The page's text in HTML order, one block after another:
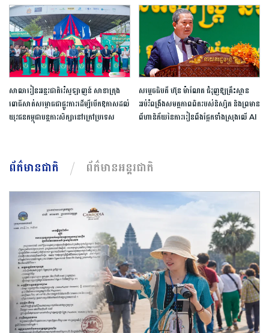
សាលារៀន​អន្តរជាតិ​វ៉េស្ទឡាញន៍​ ​សាខា​ក្រុង​
ពោធិ៍សាត់​សម្ពោធ​ជា​ផ្លូវការ​​ដើម្បី​បើក​ឱកាស​ដល់​
យុវជន​កម្ពុជា​បន្ត​ការ​សិក្សា​នៅ​ក្រៅ​ប្រទេស​
សម្តេច​ធិបតី​ ហ៊ុន​ ​ម៉ាណែត ​ជំរុញ​ឱ្យ​គ្រឹះស្ថាន​
អប់រំ​ពង្រឹង​សមត្ថភាព​ពិត​របស់​និស្សិត​ ​និង​ព្រមាន​
ពី​ហានិភ័យ​នៃ​ការ​រៀន​ពឹងផ្អែក​ទាំងស្រុង​លើ​ ​AI​
ព័ត៌មានជាតិ ព័ត៌មានអន្តរជាតិ